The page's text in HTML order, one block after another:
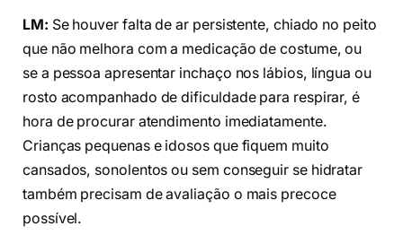
LM: Se houver falta de ar persistente, chiado no peito
que não melhora com a medicação de costume, ou
se a pessoa apresentar inchaço nos lábios, língua ou
rosto acompanhado de dificuldade para respirar, é
hora de procurar atendimento imediatamente.
Crianças pequenas e idosos que fiquem muito
cansados, sonolentos ou sem conseguir se hidratar
também precisam de avaliação o mais precoce
possível.